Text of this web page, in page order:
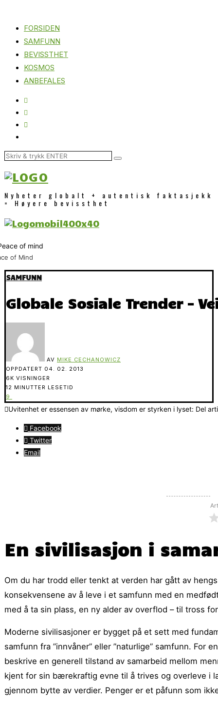
FORSIDEN
SAMFUNN
BEVISSTHET
KOSMOS
ANBEFALES
Nyheter globalt + autentisk faktasjekk
= Høyere bevissthet
of Mind
SAMFUNN
Globale Sosiale Trender –
AV MIKE CECHANOWICZ
OPPDATERT 04. 02. 2013
6K VISNINGER
12 MINUTTER LESETID
9
Uvitenhet er essensen av mørke, visdom er styrken i lyset: Del
Facebook
Twitter
Email
En sivilisasjon i
Om du har trodd eller tenkt at verden har gått av
konsekvensene av å leve i et samfunn med en
med å ta sin plass, en ny alder av overflod – til tross
Moderne sivilisasjoner er bygget på et sett med
samfunn fra ”innvåner” eller ”naturlige” samfunn. For
beskrive en generell tilstand av samarbeid mellom
kjent for sin bærekraftig evne til å trives og overleve i
gjennom bytte av verdier. Penger er et påfunn som